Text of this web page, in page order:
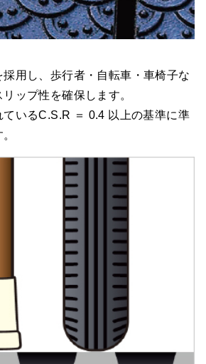
採用し、歩行者・自転車・車椅子な
ップ性を確保します。
いるC.S.R ＝ 0.4 以上の基準に準